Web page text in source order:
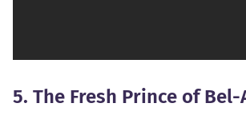
5. The Fresh Prince of